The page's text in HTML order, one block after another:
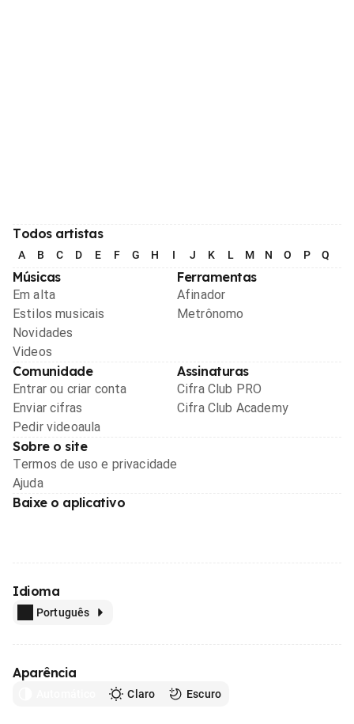
Todos artistas
A B C D E F G H I J K L M N O P Q
Músicas
Em alta
Estilos musicais
Novidades
Videos
Ferramentas
Afinador
Metrônomo
Comunidade
Entrar ou criar conta
Enviar cifras
Pedir videoaula
Assinaturas
Cifra Club PRO
Cifra Club Academy
Sobre o site
Termos de uso e privacidade
Ajuda
Baixe o aplicativo
Idioma
Português
Aparência
Claro Escuro